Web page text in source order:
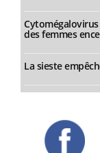
Cytomégalovirus
des femmes
La sieste